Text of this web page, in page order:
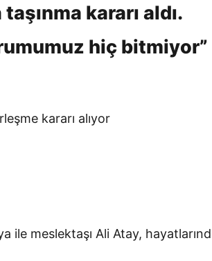
kararı aldı.
hiç bitmiyor”
kararı alıyor
ile meslektaşı Ali Atay,